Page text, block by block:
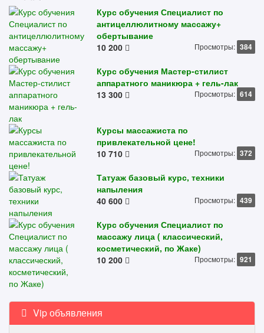
Курс обучения Специалист по
антицеллюлитному массажу+
обертывание
10 200
Просмотры: 384
Курс обучения Мастер-стилист
аппаратного маникюра + гель-лак
13 300
Просмотры: 614
Курсы массажиста по
привлекательной цене!
10 710
Просмотры: 372
Татуаж базовый курс, техники
напыления
40 600
Просмотры: 439
Курс обучения Специалист по
массажу лица ( классический,
косметический, по Жаке)
10 200
Просмотры: 921
Vip объявления